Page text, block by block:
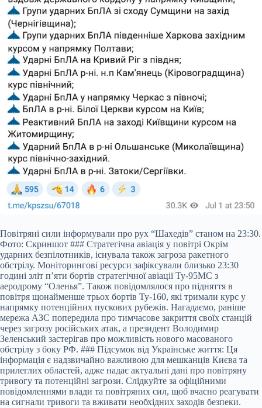
Повітряні сили інформували про рух “Шахедів” станом на 23:30.
Фото: Скриншот ### Стратегічна авіація у повітрі Окрім
ударних безпілотників, існувала також загроза ракетного
обстрілу. Моніторингові ресурси зафіксували близько 23:30
годині зліт п’яти бортів стратегічної авіації Ту-95МС з
аеродрому “Оленья”. Також повідомлялося про підняття в
повітря щонайменше трьох бортів Ту-160, які тримали курс у
напрямку потенційних пускових рубежів. Нагадаємо, раніше
мережа АЗС попередила про тимчасове закриття своїх станцій
через загрозу російських атак, а президент Володимир
Зеленський застерігав про можливість нового масованого
обстрілу з боку РФ. ### Підсумок від Українське життя: Ця
інформація є надзвичайно важливою для мешканців Києва та
прилеглих областей, адже надає актуальні дані про повітряну
тривогу та потенційні загрози. Слідкуйте за офіційними
повідомленнями влади та повітряних сил, щоб вчасно реагувати
на сигнали тривоги та вживати необхідних заходів безпеки.